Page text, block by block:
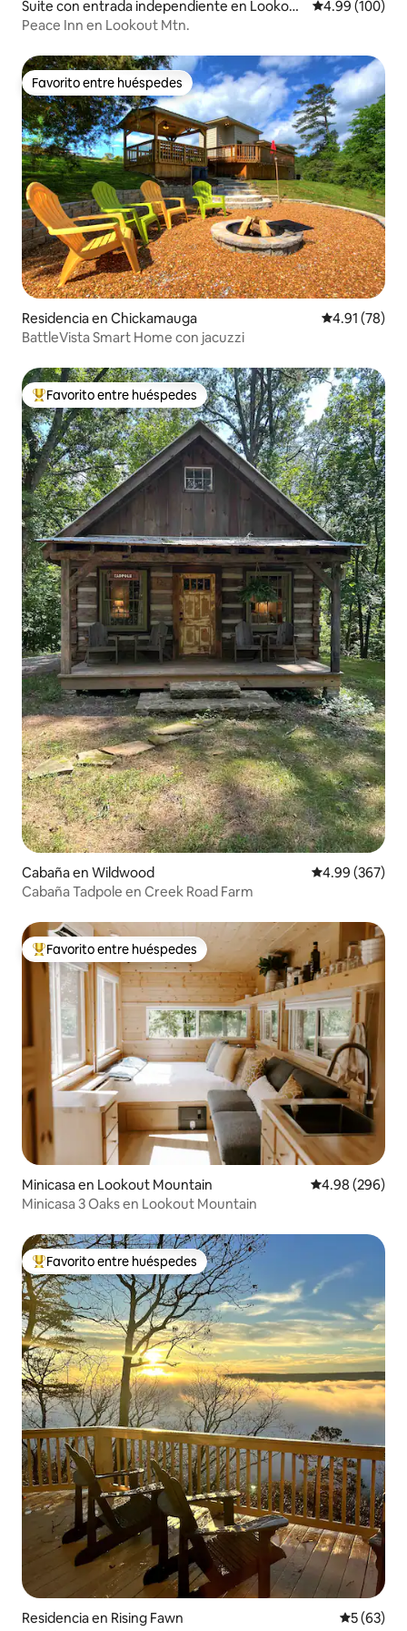
Suite con entrada independiente en Lookout
Mountain
Calificación
4.99 (100)
Peace Inn en Lookout Mtn.
Favorito entre huéspedes
Favorito entre huéspedes
Residencia en Chickamauga Calificación
4.91 (78)
BattleVista Smart Home con jacuzzi
De los mejores en Favorito entre huéspedes
Favorito entre huéspedes
Cabaña en Wildwood Calificación
4.99 (367)
Cabaña Tadpole en Creek Road Farm
De los mejores en Favorito entre huéspedes
Favorito entre huéspedes
Minicasa en Lookout Mountain Calificación
4.98 (296)
Minicasa 3 Oaks en Lookout Mountain
De los mejores en Favorito entre huéspedes
Favorito entre huéspedes
Residencia en Rising Fawn
5 (63)